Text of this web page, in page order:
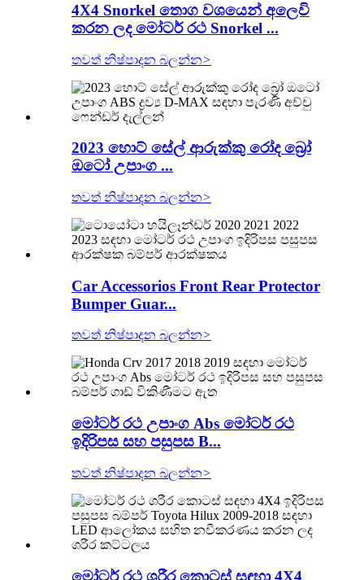
4X4 Snorkel තොග වශයෙන් අලෙවි
කරන ලද මෝටර් රථ Snorkel ...
තවත් නිෂ්පාදන බලන්න>
2023 හොට් සේල් ආරුක්කු රෝද බ්‍රෝ
ඔටෝ උපාංග ...
තවත් නිෂ්පාදන බලන්න>
Car Accessorios Front Rear Protector
Bumper Guar...
තවත් නිෂ්පාදන බලන්න>
මෝටර් රථ උපාංග Abs මෝටර් රථ
ඉදිරිපස සහ පසුපස B...
තවත් නිෂ්පාදන බලන්න>
මෝටර් රථ ශරීර කොටස් සඳහා 4X4